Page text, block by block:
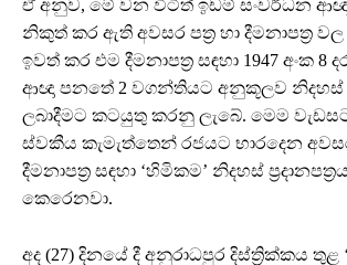
ඒ අනුව, මේ වන විටිත් ඉඩම් සංවර්ධන
නිකුත් කර ඇති අවසර පත්‍ර හා දීමනාපත්‍ර
ඉවත් කර එම දීමනාපත්‍ර සඳහා 1947 අංක 8
ආඥා පනතේ 2 වගන්තියට අනුකූලව නිදහස්
ලබාදීමට කටයුතු කරනු ලැබේ. මෙම
ස්වකීය කැමැත්තෙන් රජයට භාරදෙන අවසර
දීමනාපත්‍ර සඳහා ‘හිමිකම’ නිදහස්
කෙරෙනවා.
අද (27) දිනයේ දී අනුරාධපුර දිස්ත්‍රික්කය